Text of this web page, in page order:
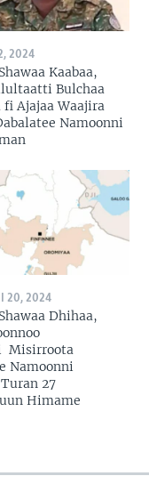
2024
Kaabaa,
Bulchaa
fi Ajajaa Waajira
Namoonni
20, 2024
Dhihaa,
Misirroota
Namoonni
27
Himame